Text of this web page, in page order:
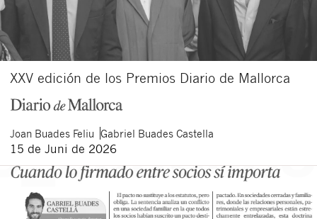
XXV edición de los Premios Diario de Mallorca
Joan Buades Feliu Gabriel Buades Castella
15 de Juni de 2026